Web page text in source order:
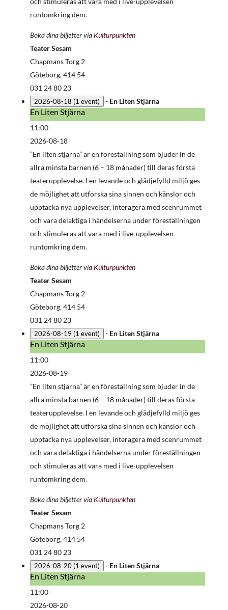
runtomkring dem.
Boka dina biljetter via Kulturpunkten
Teater Sesam
Chapmans Torg 2
Göteborg,414 54
031 24 80 23
2026-08-18 (1 event) - En Liten Stjärna
En
Liten
Stjärna
En Liten Stjärna
11:00
2026-08-18
”En liten stjärna” är en föreställning som bjuder in de
allra minsta barnen (6 – 18 månader) till deras första
teaterupplevelse. I en levande och glädjefylld miljö ges
de möjlighet att utforska sina sinnen och känslor och
upptäcka nya upplevelser, interagera med scenrummet
och vara delaktiga i händelserna under föreställningen
och stimuleras att vara med i live-upplevelsen
runtomkring dem.
Boka dina biljetter via Kulturpunkten
Teater Sesam
Chapmans Torg 2
Göteborg,414 54
031 24 80 23
2026-08-19 (1 event) - En Liten Stjärna
En
Liten
Stjärna
En Liten Stjärna
11:00
2026-08-19
”En liten stjärna” är en föreställning som bjuder in de
allra minsta barnen (6 – 18 månader) till deras första
teaterupplevelse. I en levande och glädjefylld miljö ges
de möjlighet att utforska sina sinnen och känslor och
upptäcka nya upplevelser, interagera med scenrummet
och vara delaktiga i händelserna under föreställningen
och stimuleras att vara med i live-upplevelsen
runtomkring dem.
Boka dina biljetter via Kulturpunkten
Teater Sesam
Chapmans Torg 2
Göteborg,414 54
031 24 80 23
2026-08-20(1 event) - En Liten Stjärna
En
Liten
Stjärna
En Liten Stjärna
11:00
2026-08-20